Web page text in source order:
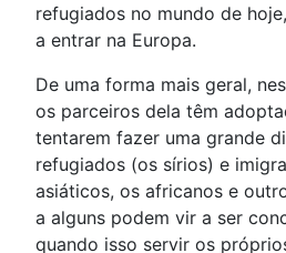
refugiados no mundo de
a entrar na Europa.
De uma forma mais geral,
os parceiros dela têm
tentarem fazer uma grande
refugiados (os sírios) e
asiáticos, os africanos e
a alguns podem vir a ser
quando isso servir os